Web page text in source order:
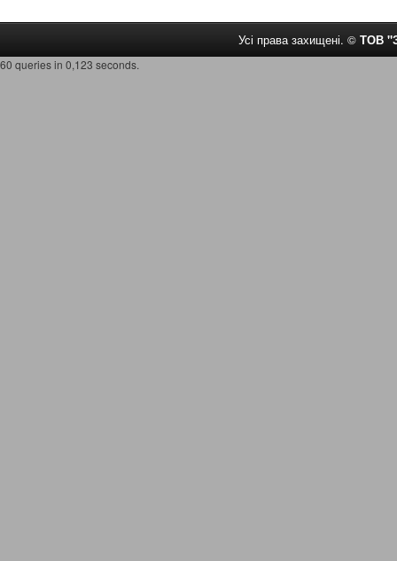
Усі права захищені. © ТОВ
60 queries in 0,123 seconds.